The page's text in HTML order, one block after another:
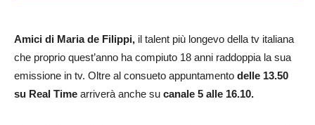
Amici di Maria de Filippi, il talent più longevo della tv italiana
che proprio quest’anno ha compiuto 18 anni raddoppia la sua
emissione in tv. Oltre al consueto appuntamento delle 13.50
su Real Time arriverà anche su canale 5 alle 16.10.